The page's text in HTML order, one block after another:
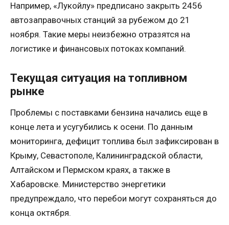
Например, «Лукойлу» предписано закрыть 2456
автозаправочных станций за рубежом до 21
ноября. Такие меры неизбежно отразятся на
логистике и финансовых потоках компаний.
Текущая ситуация на топливном
рынке
Проблемы с поставками бензина начались еще в
конце лета и усугубились к осени. По данным
мониторинга, дефицит топлива был зафиксирован в
Крыму, Севастополе, Калининградской области,
Алтайском и Пермском краях, а также в
Хабаровске. Министерство энергетики
предупреждало, что перебои могут сохраняться до
конца октября.